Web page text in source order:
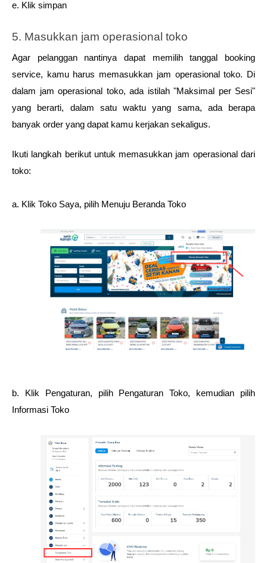
e. Klik simpan
5. Masukkan jam operasional toko
Agar pelanggan nantinya dapat memilih tanggal booking
service, kamu harus memasukkan jam operasional toko. Di
dalam jam operasional toko, ada istilah "Maksimal per Sesi"
yang berarti, dalam satu waktu yang sama, ada berapa
banyak order yang dapat kamu kerjakan sekaligus.
Ikuti langkah berikut untuk memasukkan jam operasional dari
toko:
a. Klik Toko Saya, pilih Menuju Beranda Toko
b. Klik Pengaturan, pilih Pengaturan Toko, kemudian pilih
Informasi Toko